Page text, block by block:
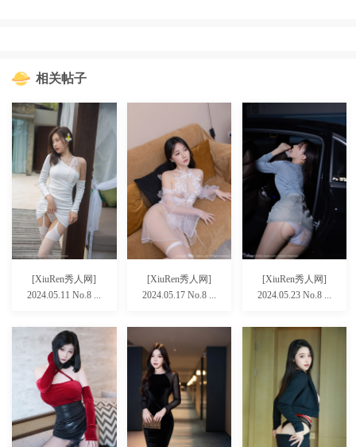
相关帖子
[XiuRen秀人网]
2024.05.11 No.8 ...
[XiuRen秀人网]
2024.05.17 No.8 ...
[XiuRen秀人网]
2024.05.23 No.8 ...